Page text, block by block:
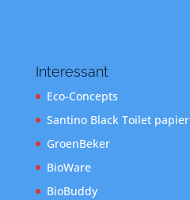
Interessant
Eco-Concepts
Santino Black Toilet papier
GroenBeker
BioWare
BioBuddy